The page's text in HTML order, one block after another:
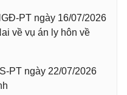
PT ngày 16/07/2026
về vụ án ly hôn về
PT ngày 22/07/2026